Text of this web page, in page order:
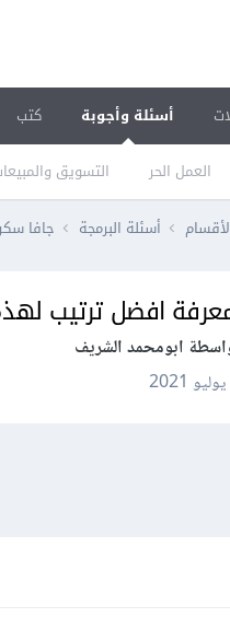
أسئلة وأجوبة
العمل الحر التسويق
كتب
أسئلة البرمجة جافا
افضل ترتيب
ابومحمد الشريف